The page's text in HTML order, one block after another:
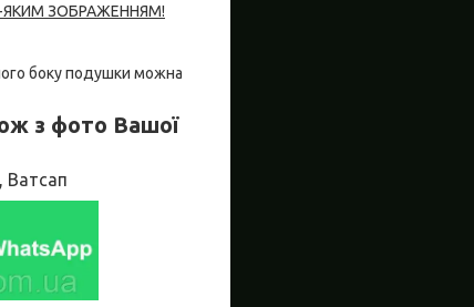
ЯКИМ ЗОБРАЖЕННЯМ!
боку подушки можна
з фото Вашої
Ватсап